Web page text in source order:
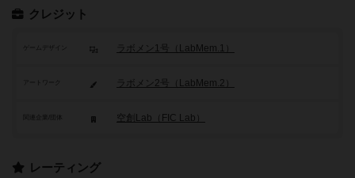
クレジット
ゲームデザイン ラボメン1号（LabMem.1）
アートワーク ラボメン2号（LabMem.2）
空創Lab（FIC Lab）
レーティング